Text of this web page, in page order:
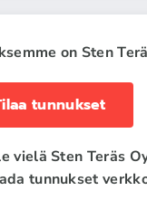
on Sten
tunnukset
vielä Sten Teräs
tunnukset